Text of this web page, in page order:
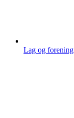
Lag og forening